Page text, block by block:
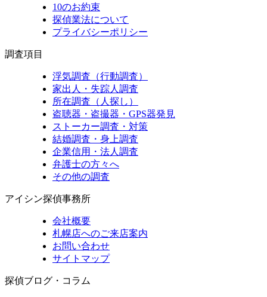
10のお約束
探偵業法について
プライバシーポリシー
調査項目
浮気調査（行動調査）
家出人・失踪人調査
所在調査（人探し）
盗聴器・盗撮器・GPS器発見
ストーカー調査・対策
結婚調査・身上調査
企業信用・法人調査
弁護士の方々へ
その他の調査
アイシン探偵事務所
会社概要
札幌店へのご来店案内
お問い合わせ
サイトマップ
探偵ブログ・コラム